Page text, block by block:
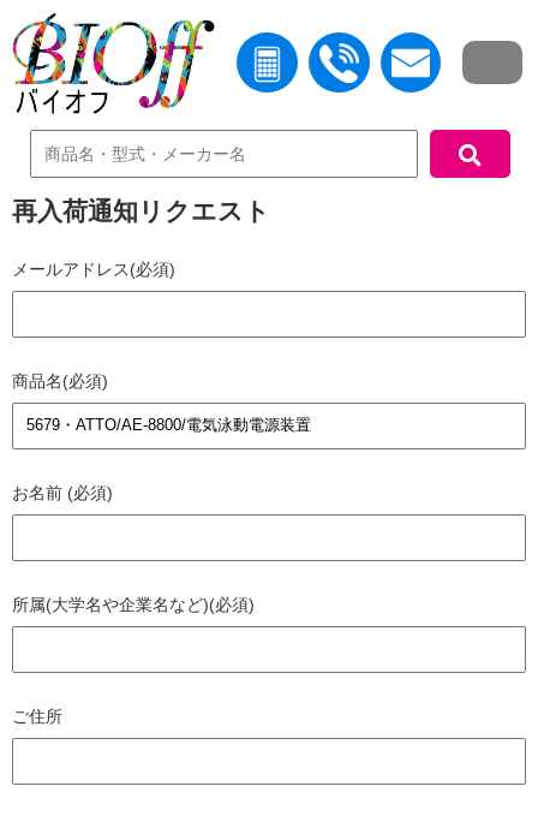
中古機器検索
再入荷通知リクエスト
メールアドレス(必須)
商品名(必須)
お名前 (必須)
所属(大学名や企業名など)(必須)
ご住所